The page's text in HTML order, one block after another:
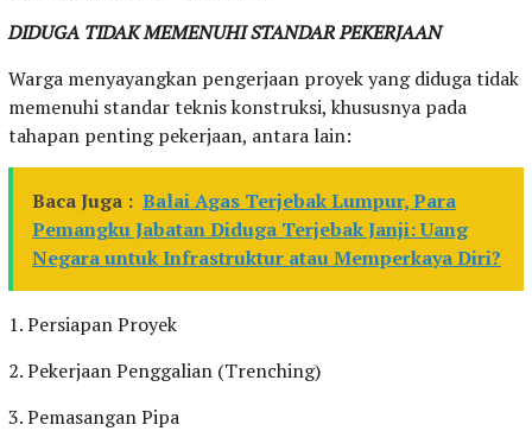
DIDUGA TIDAK MEMENUHI STANDAR PEKERJAAN
Warga menyayangkan pengerjaan proyek yang diduga tidak
memenuhi standar teknis konstruksi, khususnya pada
tahapan penting pekerjaan, antara lain:
Baca Juga : Balai Agas Terjebak Lumpur, Para
Pemangku Jabatan Diduga Terjebak Janji: Uang
Negara untuk Infrastruktur atau Memperkaya Diri?
1. Persiapan Proyek
2. Pekerjaan Penggalian (Trenching)
3. Pemasangan Pipa